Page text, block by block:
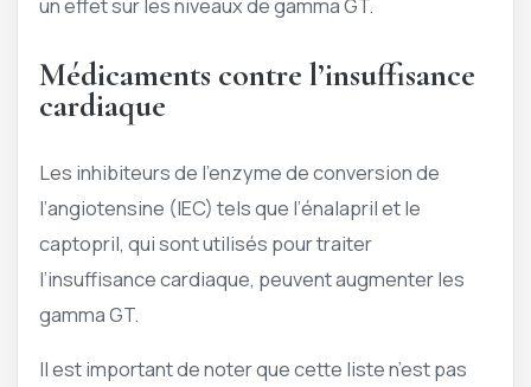
Médicaments contre l’insuffisance
cardiaque
Les inhibiteurs de l’enzyme de conversion de
l’angiotensine (IEC) tels que l’énalapril et le
captopril, qui sont utilisés pour traiter
l’insuffisance cardiaque, peuvent augmenter les
gamma GT.
Il est important de noter que cette liste n’est pas